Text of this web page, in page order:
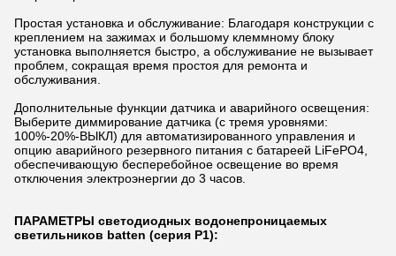
Простая установка и обслуживание: Благодаря конструкции с
креплением на зажимах и большому клеммному блоку
установка выполняется быстро, а обслуживание не вызывает
проблем, сокращая время простоя для ремонта и
обслуживания.
Дополнительные функции датчика и аварийного освещения:
Выберите диммирование датчика (с тремя уровнями:
100%-20%-ВЫКЛ) для автоматизированного управления и
опцию аварийного резервного питания с батареей LiFePO4,
обеспечивающую бесперебойное освещение во время
отключения электроэнергии до 3 часов.
ПАРАМЕТРЫ светодиодных водонепроницаемых
светильников batten (серия P1):